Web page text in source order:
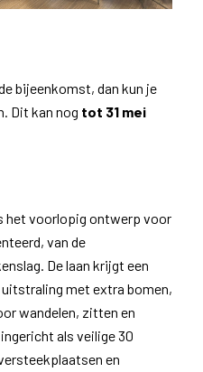
bijeenkomst, dan kun je
Dit kan nog tot 31 mei
het voorlopig ontwerp voor
van de
De laan krijgt een
met extra bomen,
wandelen, zitten en
als veilige 30
en